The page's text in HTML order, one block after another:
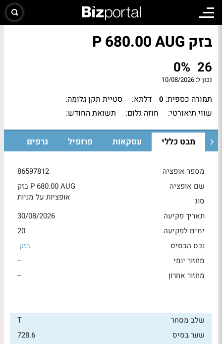
בזק P 680.00 AUG
26
0%
נכון ל: 10/08/2026
תמורה כספית: 0 דלתא:
סטיית תקן גלומה:
שווי תיאורטי:
חוזה גלום: תשואת החודש:
מבט כללי עסקאות פרופיל גרפים
מספר אופציה
86597812
שם אופציה
בזק P 680.00 AUG
סוג
אופציות על מניות
תאריך פקיעה
30/08/2026
ימים לפקיעה
20
נכס הבסיס
בזק
מחזור יומי
--
מחזור אחרון
--
שלב מסחר
T
שער בסיס
728.6